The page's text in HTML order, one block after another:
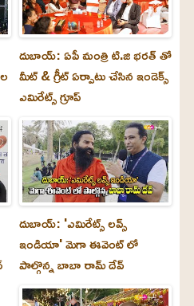
దుబాయ్: ఏపీ మంత్రి టి.జి భరత్ తో
మీట్ & గ్రీట్ ఏర్పాటు చేసిన ఇండెక్స్
ఎమిరేట్స్ గ్రూప్
దుబాయ్‌: 'ఎమిరేట్స్ లవ్స్
ఇండియా' మెగా ఈవెంట్ లో
పాల్గొన్న బాబా రామ్ దేవ్